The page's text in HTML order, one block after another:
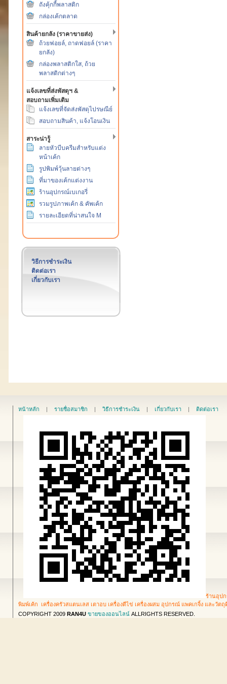
ถังคุ้กกี้พลาสติก
กล่องเค้กตลาด
สินค้ายกลัง (ราคาขายส่ง)
ถ้วยฟอยล์, ถาดฟอยล์ (ราคา
ยกลัง)
กล่องพลาสติกใส, ถ้วย
พลาสติกต่างๆ
แจ้งเลขที่ส่งพัสดุฯ &
สอบถามเพิ่มเติม
แจ้งเลขที่จัดส่งพัสดุไปรษณีย์
สอบถามสินค้า, แจ้งโอนเงิน
สาระน่ารู้
ลายหัวบีบครีมสำหรับแต่ง
หน้าเค้ก
รูปพิมพ์วุ้นลายต่างๆ
ที่มาของเค้กแต่งงาน
ร้านอุปกรณ์เบเกอรี่
รวมรูปภาพเค้ก & คัพเค้ก
รายละเอียดที่น่าสนใจ M
วิธีการชำระเงิน
ติดต่อเรา
เกี่ยวกับเรา
หน้าหลัก | รายชื่อสมาชิก | วิธีการชำระเงิน | เกี่ยวกับเรา | ติดต่อเรา
ร้านอุป
พิมพ์เค้ก เครื่องครัวสแตนเลส เตาอบ เครื่องตีไข่ เครื่องผสม อุปกรณ์ แพคเกจิ้ง และวัต
COPYRIGHT 2009 RAN4U ขายของออนไลน์ALLRIGHTS RESERVED.